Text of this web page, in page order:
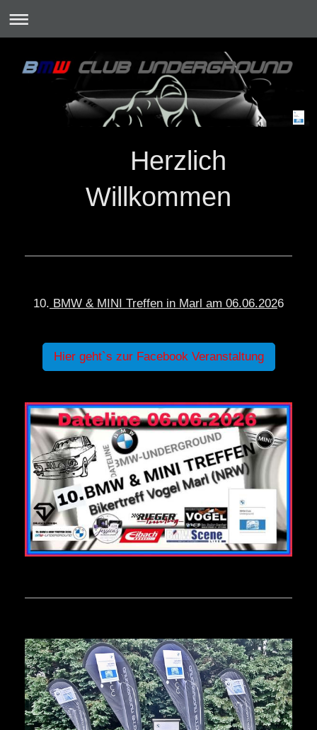
Herzlich
Willkommen
10. BMW & MINI Treffen in Marl am 06.06.2026
Hier geht`s zur Facebook Veranstaltung